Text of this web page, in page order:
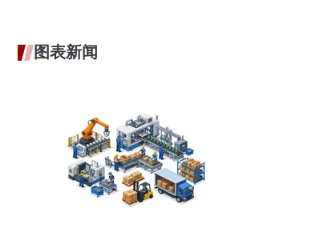
图表新闻